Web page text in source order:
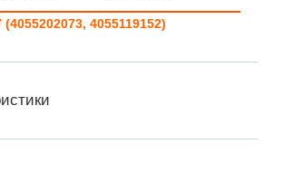
4055119152)